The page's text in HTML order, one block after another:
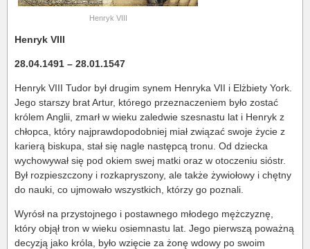
Henryk VIII
Henryk VIII
28.04.1491 – 28.01.1547
Henryk VIII Tudor był drugim synem Henryka VII i Elżbiety York.
Jego starszy brat Artur, którego przeznaczeniem było zostać
królem Anglii, zmarł w wieku zaledwie szesnastu lat i Henryk z
chłopca, który najprawdopodobniej miał związać swoje życie z
karierą biskupa, stał się nagle następcą tronu. Od dziecka
wychowywał się pod okiem swej matki oraz w otoczeniu sióstr.
Był rozpieszczony i rozkapryszony, ale także żywiołowy i chętny
do nauki, co ujmowało wszystkich, którzy go poznali.
Wyrósł na przystojnego i postawnego młodego mężczyznę,
który objął tron w wieku osiemnastu lat. Jego pierwszą poważną
decyzją jako króla, było wzięcie za żonę wdowy po swoim